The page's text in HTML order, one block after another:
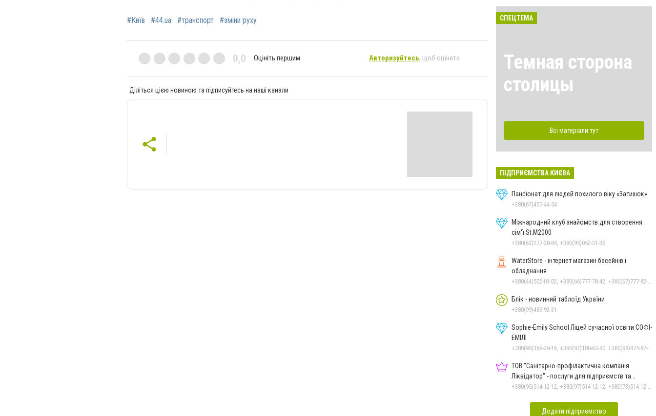
#Київ #44.ua #транспорт #зміни руху
0,0 Оцініть першим Авторизуйтесь, щоб оцінити
Діліться цією новиною та підписуйтесь на наші канали
СПЕЦТЕМА
Темная сторона
столицы
Всі матеріали тут
ПІДПРИЄМСТВА КИЄВА
Пансіонат для людей похилого віку «Затишок»
+380(67)450-44-54
Міжнародний клуб знайомств для створення
сім'ї St.М2000
+380(63)277-28-84, +380(95)052-31-36
WaterStore - інтернет магазин басейнів і
обладнання
Блік - новинний таблоїд України
+380(99)489-93-31
Sophie-Emily School Ліцей сучасної освіти СОФІ-
ЕМІЛІ
ТОВ "Санітарно-профілактична компанія
Ліквідатор" - послуги для підприємств та
населення
Додати підприємство